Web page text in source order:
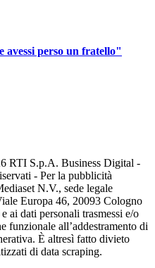
avessi perso un fratello"
RTI S.p.A. Business Digital -
- Per la pubblicità
N.V., sede legale
Europa 46, 20093 Cologno
ai dati personali trasmessi e/o
funzionale all’addestramento di
È altresì fatto divieto
di data scraping.